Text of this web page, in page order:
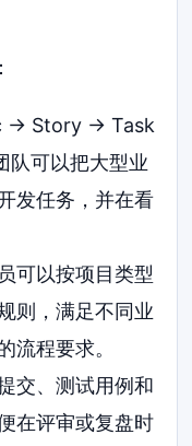
：
→ Story → Task
可以把大型业
发任务，并在看
可以按项目类型
则，满足不同业
流程要求。
交、测试用例和
在评审或复盘时